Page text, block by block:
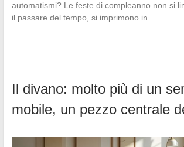
automatismi? Le feste di compleanno non si
il passare del tempo, si imprimono in…
Il divano: molto più di un
mobile, un pezzo centrale